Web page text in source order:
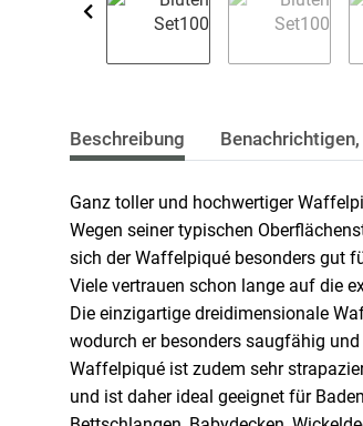
Beschreibung
Ganz toller und hochwertiger
Wegen seiner typischen
sich der Waffelpiqué besonders gut
Viele vertrauen schon lange auf die
Die einzigartige dreidimensionale
wodurch er besonders saugfähig
Waffelpiqué ist zudem sehr
und ist daher ideal geeignet für